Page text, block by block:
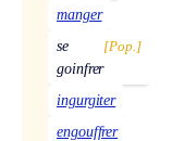
manger
se
goinfrer
[Pop.]
ingurgiter
engouffrer